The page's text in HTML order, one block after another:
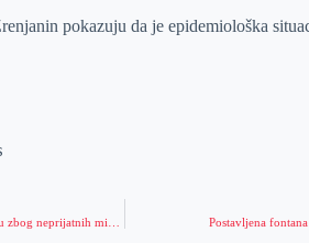
pokazuju da je epidemiološka
Postavljena